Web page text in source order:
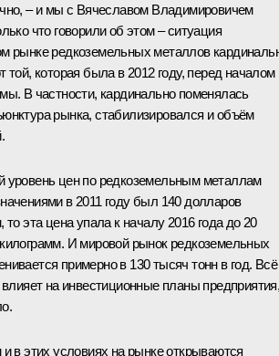
– и мы с Вячеславом Владимировичем
что говорили об этом – ситуация
рынке редкоземельных металлов
той, которая была в 2012 году, перед началом
В частности, кардинально поменялась
рынка, стабилизировался и объём
уровень цен по редкоземельным металлам
в 2011 году был 140 долларов
то эта цена упала к началу 2016 года до 20
И мировой рынок редкоземельных
примерно в 130 тысяч тонн в год. Всё
влияет на инвестиционные планы
в этих условиях на рынке открываются